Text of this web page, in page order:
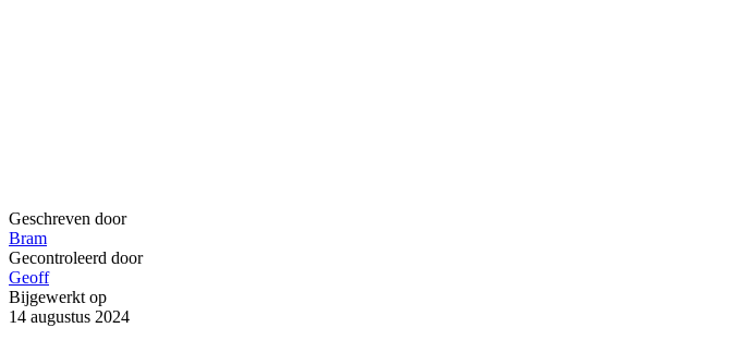
Geschreven door
Bram
Gecontroleerd door
Geoff
Bijgewerkt op
14 augustus 2024